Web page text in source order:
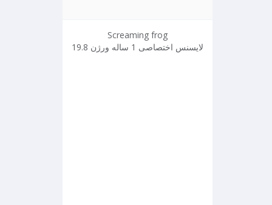
Screaming frog
لایسنس اختصاصی 1 ساله ورژن 19.8